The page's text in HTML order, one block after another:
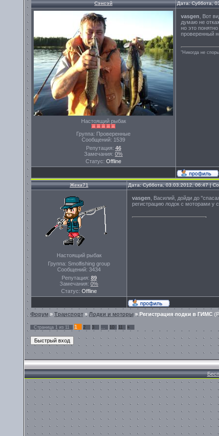
Сэнсэй Дата: Суббота,
Настоящий рыбак
Группа: Проверенные
Сообщений: 1539
Репутация: 46
Замечания: 0%
Статус: Offline
vasgen , Вот
думаю не
но это
проверенный
"Никогда не
Жека71 Дата: Суббота, 03.03.2012, 06:47 |
Настоящий рыбак
Группа: Smolfishing group
Сообщений: 3434
Репутация: 89
Замечания: 0%
Статус: Offline
vasgen , Василий, дойди до
регистрацию лодок с моторами у
Форум » Транспорт » Лодки и моторы » Регистрация лодки в ГИМС
Страница 1 из 11 1 2 3 … 10 11 »